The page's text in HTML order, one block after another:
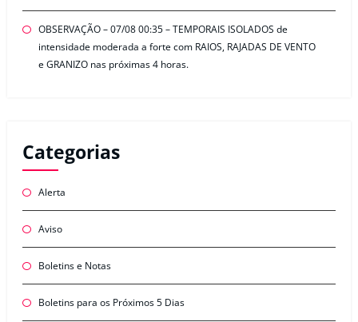
OBSERVAÇÃO – 07/08 00:35 – TEMPORAIS ISOLADOS de
intensidade moderada a forte com RAIOS, RAJADAS DE VENTO
e GRANIZO nas próximas 4 horas.
Categorias
Alerta
Aviso
Boletins e Notas
Boletins para os Próximos 5 Dias